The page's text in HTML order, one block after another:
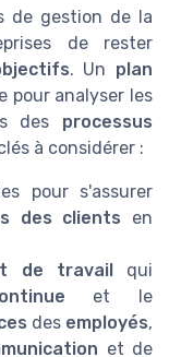
de gestion de la
de rester
. Un plan
pour analyser les
des processus
à considérer :
pour s'assurer
des clients en
de travailqui
et le
des employés,
et de